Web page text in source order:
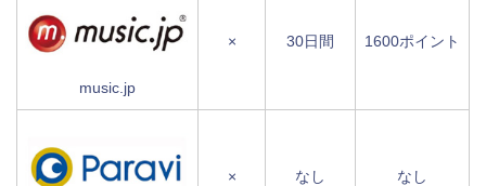
music.jp
× 30日間 1600ポイント
× なし なし